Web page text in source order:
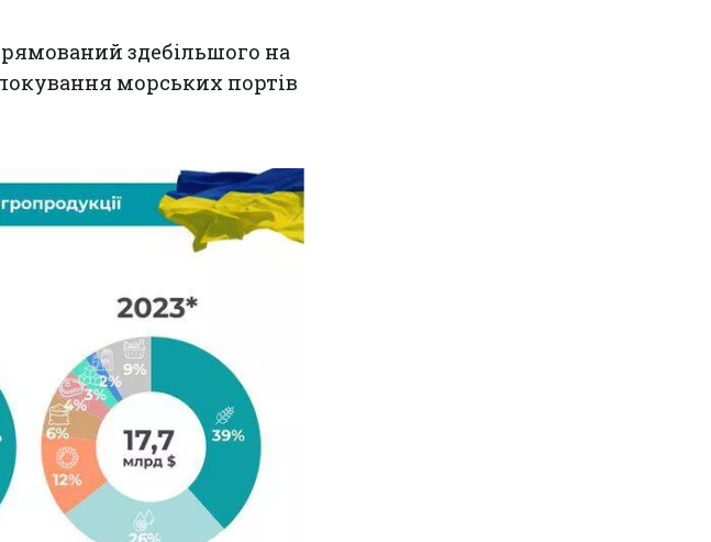
здебільшого на
морських портів